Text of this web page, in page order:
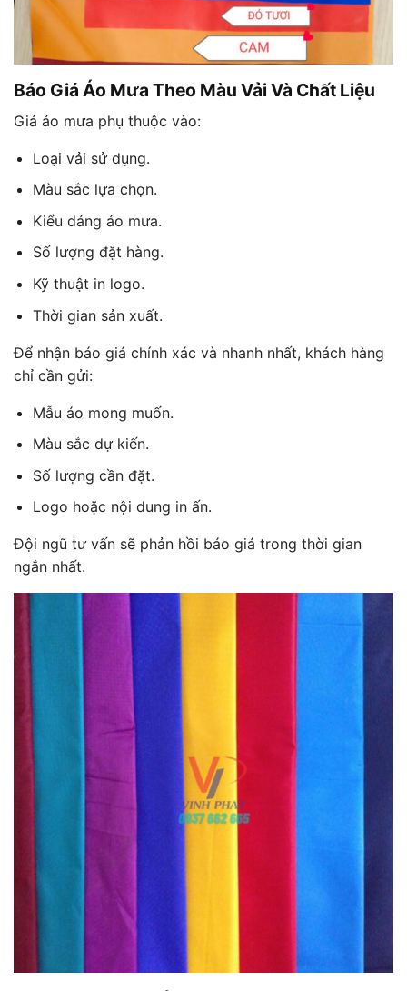
Báo Giá Áo Mưa Theo Màu Vải Và Chất Liệu
Giá áo mưa phụ thuộc vào:
Loại vải sử dụng.
Màu sắc lựa chọn.
Kiểu dáng áo mưa.
Số lượng đặt hàng.
Kỹ thuật in logo.
Thời gian sản xuất.
Để nhận báo giá chính xác và nhanh nhất, khách hàng
chỉ cần gửi:
Mẫu áo mong muốn.
Màu sắc dự kiến.
Số lượng cần đặt.
Logo hoặc nội dung in ấn.
Đội ngũ tư vấn sẽ phản hồi báo giá trong thời gian
ngắn nhất.